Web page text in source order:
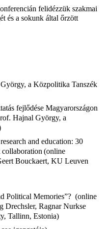
felidézzük szakmai
és a sokunk által őrzött
a Közpolitika Tanszék
fejlődése Magyarországon
Hajnal György, a
and education: 30
(online
Bouckaert, KU Leuven
Political Memories”? (online
Drechsler, Ragnar Nurkse
Tallinn, Estonia)